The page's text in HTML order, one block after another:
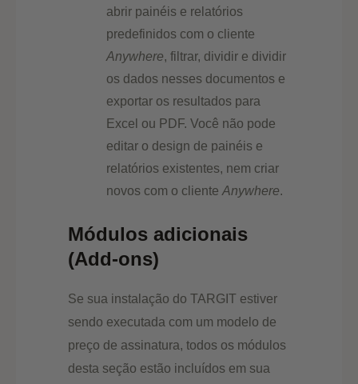
abrir painéis e relatórios
predefinidos com o cliente
Anywhere, filtrar, dividir e dividir
os dados nesses documentos e
exportar os resultados para
Excel ou PDF. Você não pode
editar o design de painéis e
relatórios existentes, nem criar
novos com o cliente Anywhere.
Módulos adicionais
(Add-ons)
Se sua instalação do TARGIT estiver
sendo executada com um modelo de
preço de assinatura, todos os módulos
desta seção estão incluídos em sua